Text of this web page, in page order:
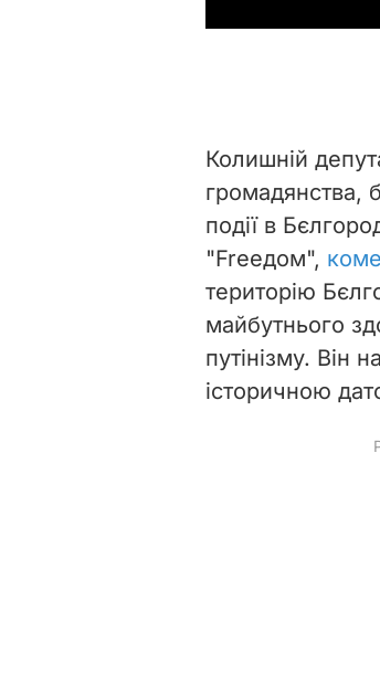
Колишній
громадянства,
події в
"Freeдом",
територію
майбутнього
путінізму. Він
історичною